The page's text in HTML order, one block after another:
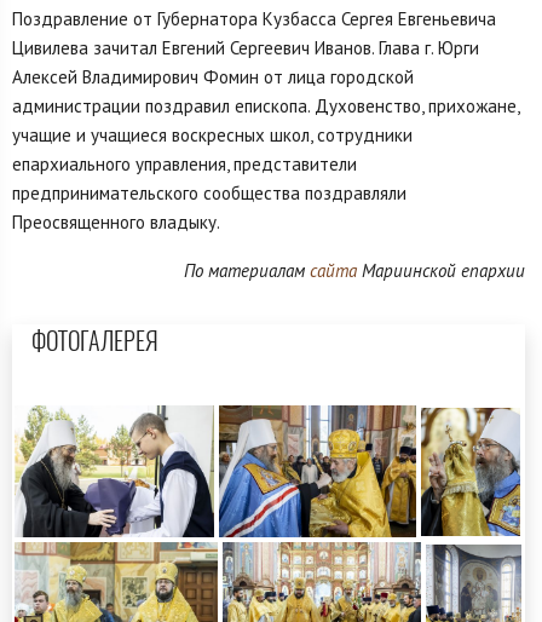
Поздравление от Губернатора Кузбасса Сергея Евгеньевича
Цивилева зачитал Евгений Сергеевич Иванов. Глава г. Юрги
Алексей Владимирович Фомин от лица городской
администрации поздравил епископа. Духовенство, прихожане,
учащие и учащиеся воскресных школ, сотрудники
епархиального управления, представители
предпринимательского сообщества поздравляли
Преосвященного владыку.
По материалам сайтаМариинской епархии
ФОТОГАЛЕРЕЯ